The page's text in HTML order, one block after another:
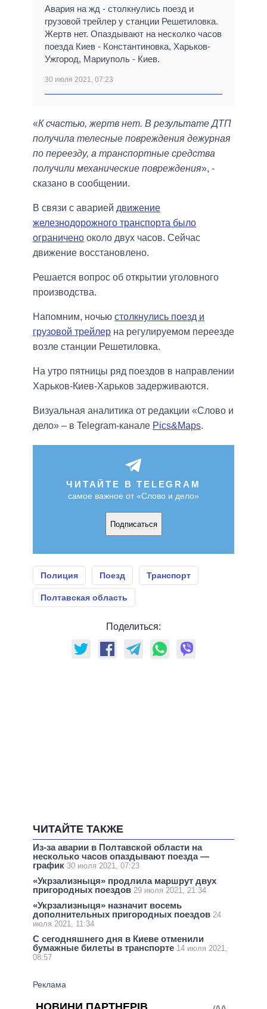
Авария на жд - столкнулись поезд и
грузовой трейлер у станции Решетиловка.
Жертв нет. Опаздывают на несколко часов
поезда Киев - Константиновка, Харьков-
Ужгород, Мариуполь - Киев.
30 июля 2021, 07:23
«К счастью, жертв нет. В результате ДТП
получила телесные повреждения дежурная
по переезду, а транспортные средства
получили механические повреждения», -
сказано в сообщении.
В связи с аварией движение
железнодорожного транспорта было
ограничено около двух часов. Сейчас
движение восстановлено.
Решается вопрос об открытии уголовного
производства.
Напомним, ночью столкнулись поезд и
грузовой трейлер на регулируемом переезде
возле станции Решетиловка.
На утро пятницы ряд поездов в направлении
Харьков-Киев-Харьков задерживаются.
Визуальная аналитика от редакции «Слово и
дело» – в Telegram-канале Pics&Maps.
ЧИТАЙТЕ В TELEGRAM
самое важное от «Слово и дело»
Подписаться
Полиция Поезд Транспорт
Полтавская область
Поделиться:
ЧИТАЙТЕ ТАКЖЕ
Из-за аварии в Полтавской области на
несколько часов опаздывают поезда —
график 30 июля 2021, 07:23
«Укрзализныця» продлила маршрут двух
пригородных поездов 29 июля 2021, 21:34
«Укрзализныця» назначит восемь
дополнительных пригородных поездов 24
июля 2021, 11:34
С сегодняшнего дня в Киеве отменили
бумажные билеты в транспорте 14 июля 2021,
08:57